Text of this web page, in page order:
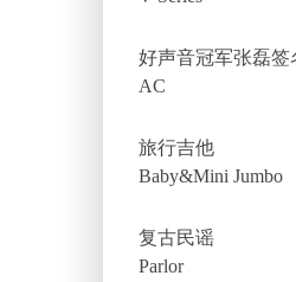
好声音冠军张磊签
AC
旅行吉他
Baby&Mini Jumbo
复古民谣
Parlor